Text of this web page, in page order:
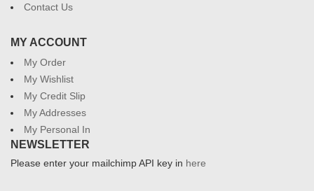
Contact Us
MY ACCOUNT
My Order
My Wishlist
My Credit Slip
My Addresses
My Personal In
NEWSLETTER
Please enter your mailchimp API key in here